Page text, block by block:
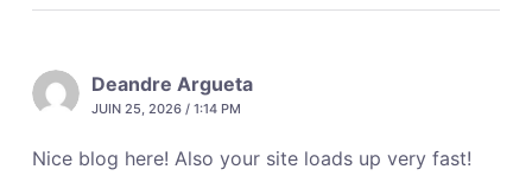
Deandre Argueta
JUIN 25, 2026 / 1:14 PM
Nice blog here! Also your site loads up very fast!